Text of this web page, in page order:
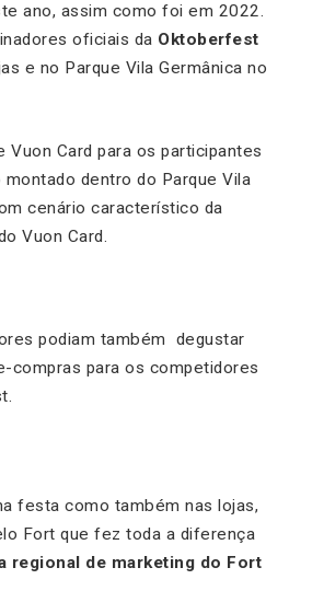
ano, assim como foi em 2022.
oficiais da Oktoberfest
e no Parque Vila Germânica no
Card para os participantes
dentro do Parque Vila
cenário característico da
Vuon Card.
podiam também degustar
compras para os competidores
festa como também nas lojas,
Fort que fez toda a diferença
regional de marketing do Fort